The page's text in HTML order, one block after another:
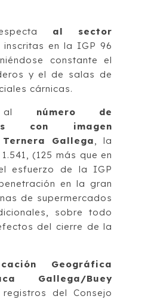
al sector
inscritas en la IGP 96
constante el
y el de salas de
cárnicas.
número de
con imagen
Gallega, la
(125 más que en
esfuerzo de la IGP
en la gran
de supermercados
sobre todo
del cierre de la
Geográfica
Gallega/Buey
del Consejo